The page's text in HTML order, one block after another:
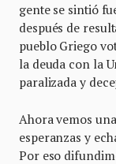
gente se sintió
después de
pueblo Griego
la deuda con la
paralizada y
Ahora vemos
esperanzas y
Por eso